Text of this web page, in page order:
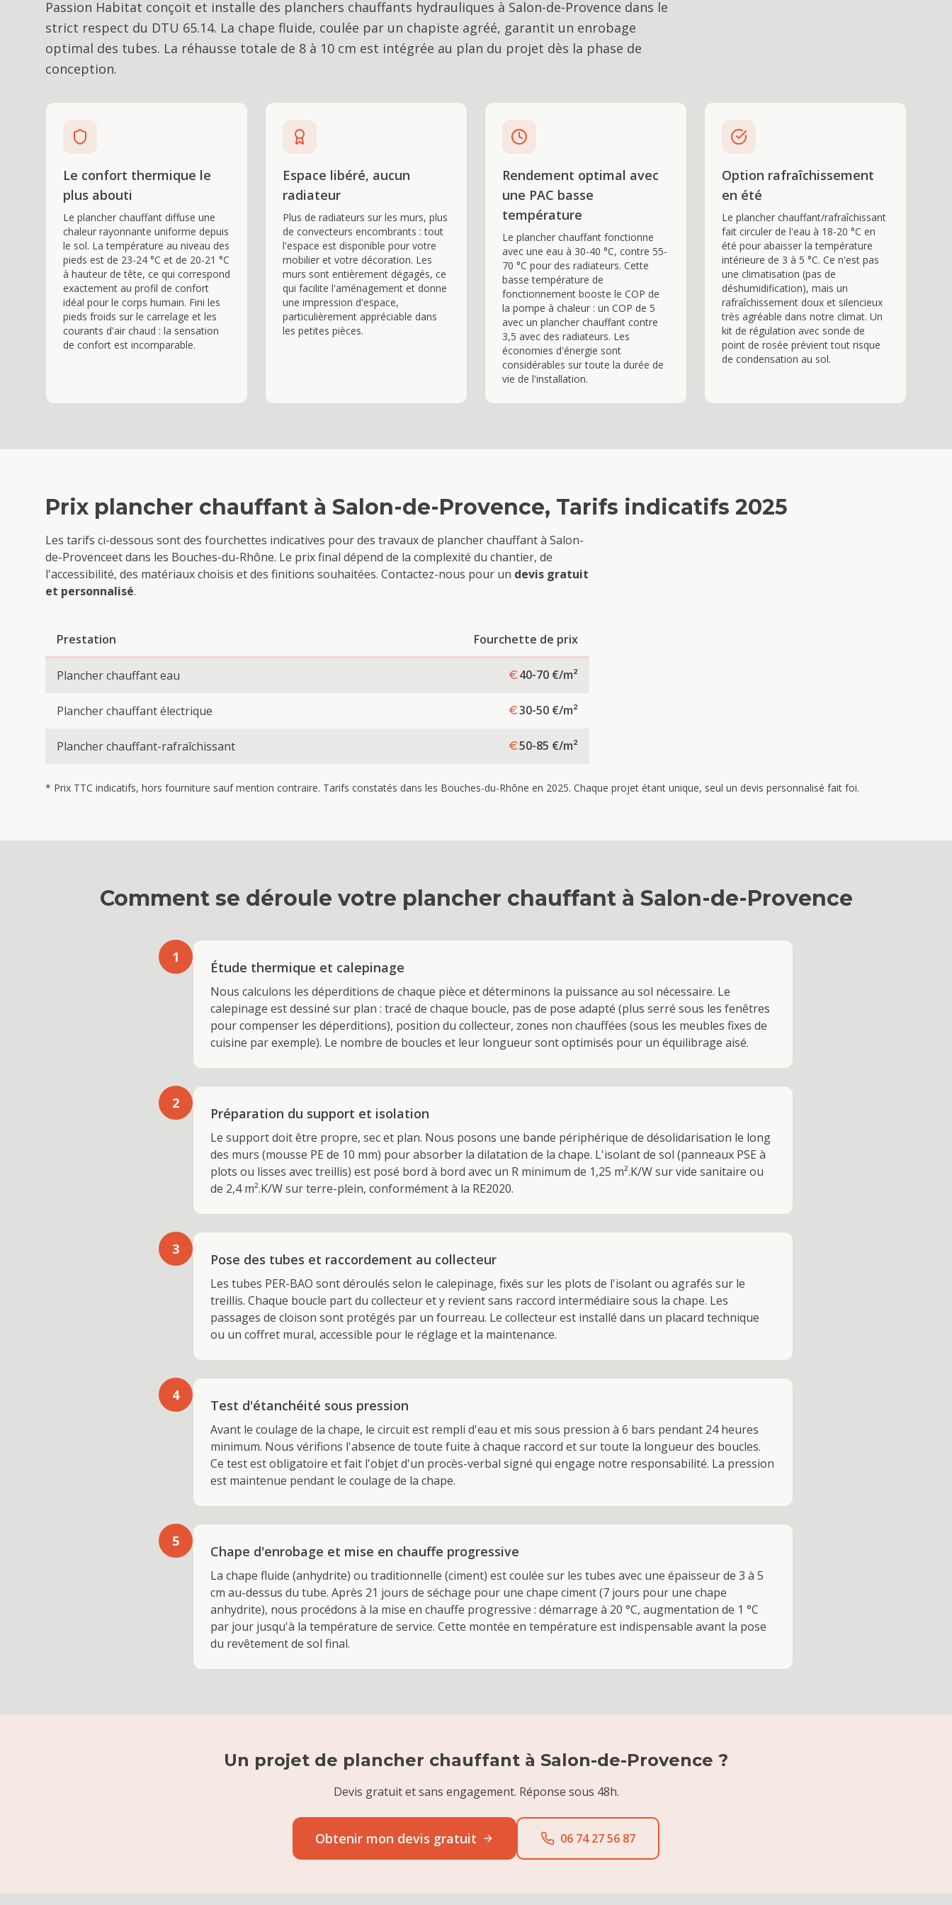
Passion Habitat conçoit et installe des planchers chauffants hydrauliques à Salon-de-Provence dans le
strict respect du DTU 65.14. La chape fluide, coulée par un chapiste agréé, garantit un enrobage
optimal des tubes. La réhausse totale de 8 à 10 cm est intégrée au plan du projet dès la phase de
conception.
Le confort thermique le
plus abouti
Le plancher chauffant diffuse une
chaleur rayonnante uniforme depuis
le sol. La température au niveau des
pieds est de 23-24 °C et de 20-21 °C
à hauteur de tête, ce qui correspond
exactement au profil de confort
idéal pour le corps humain. Fini les
pieds froids sur le carrelage et les
courants d'air chaud : la sensation
de confort est incomparable.
Espace libéré, aucun
radiateur
Plus de radiateurs sur les murs, plus
de convecteurs encombrants : tout
l'espace est disponible pour votre
mobilier et votre décoration. Les
murs sont entièrement dégagés, ce
qui facilite l'aménagement et donne
une impression d'espace,
particulièrement appréciable dans
les petites pièces.
Rendement optimal avec
une PAC basse
température
Le plancher chauffant fonctionne
avec une eau à 30-40 °C, contre 55-
70 °C pour des radiateurs. Cette
basse température de
fonctionnement booste le COP de
la pompe à chaleur : un COP de 5
avec un plancher chauffant contre
3,5 avec des radiateurs. Les
économies d'énergie sont
considérables sur toute la durée de
vie de l'installation.
Option rafraîchissement
en été
Le plancher chauffant/rafraîchissant
fait circuler de l'eau à 18-20 °C en
été pour abaisser la température
intérieure de 3 à 5 °C. Ce n'est pas
une climatisation (pas de
déshumidification), mais un
rafraîchissement doux et silencieux
très agréable dans notre climat. Un
kit de régulation avec sonde de
point de rosée prévient tout risque
de condensation au sol.
Prix plancher chauffant à Salon-de-Provence, Tarifs indicatifs 2025
Les tarifs ci-dessous sont des fourchettes indicatives pour des travaux de plancher chauffantà Salon-
de-Provenceet dans les Bouches-du-Rhône. Le prix final dépend de la complexité du chantier, de
l'accessibilité, des matériaux choisis et des finitions souhaitées. Contactez-nous pour un devis gratuit
et personnalisé.
Prestation Fourchette de prix
Plancher chauffant eau 40-70 €/m²
Plancher chauffant électrique 30-50 €/m²
Plancher chauffant-rafraîchissant 50-85 €/m²
* Prix TTC indicatifs, hors fourniture sauf mention contraire. Tarifs constatés dans les Bouches-du-Rhône en 2025. Chaque projet étant unique, seul un devis personnalisé fait foi.
Comment se déroule votre plancher chauffantà Salon-de-Provence
1
Étude thermique et calepinage
Nous calculons les déperditions de chaque pièce et déterminons la puissance au sol nécessaire. Le
calepinage est dessiné sur plan : tracé de chaque boucle, pas de pose adapté (plus serré sous les fenêtres
pour compenser les déperditions), position du collecteur, zones non chauffées (sous les meubles fixes de
cuisine par exemple). Le nombre de boucles et leur longueur sont optimisés pour un équilibrage aisé.
2
Préparation du support et isolation
Le support doit être propre, sec et plan. Nous posons une bande périphérique de désolidarisation le long
des murs (mousse PE de 10 mm) pour absorber la dilatation de la chape. L'isolant de sol (panneaux PSE à
plots ou lisses avec treillis) est posé bord à bord avec un R minimum de 1,25 m².K/W sur vide sanitaire ou
de 2,4 m².K/W sur terre-plein, conformément à la RE2020.
3
Pose des tubes et raccordement au collecteur
Les tubes PER-BAO sont déroulés selon le calepinage, fixés sur les plots de l'isolant ou agrafés sur le
treillis. Chaque boucle part du collecteur et y revient sans raccord intermédiaire sous la chape. Les
passages de cloison sont protégés par un fourreau. Le collecteur est installé dans un placard technique
ou un coffret mural, accessible pour le réglage et la maintenance.
4
Test d'étanchéité sous pression
Avant le coulage de la chape, le circuit est rempli d'eau et mis sous pression à 6 bars pendant 24 heures
minimum. Nous vérifions l'absence de toute fuite à chaque raccord et sur toute la longueur des boucles.
Ce test est obligatoire et fait l'objet d'un procès-verbal signé qui engage notre responsabilité. La pression
est maintenue pendant le coulage de la chape.
5
Chape d'enrobage et mise en chauffe progressive
La chape fluide (anhydrite) ou traditionnelle (ciment) est coulée sur les tubes avec une épaisseur de 3 à 5
cm au-dessus du tube. Après 21 jours de séchage pour une chape ciment (7 jours pour une chape
anhydrite), nous procédons à la mise en chauffe progressive : démarrage à 20 °C, augmentation de 1 °C
par jour jusqu'à la température de service. Cette montée en température est indispensable avant la pose
du revêtement de sol final.
Un projet de plancher chauffant à Salon-de-Provence ?
Devis gratuit et sans engagement. Réponse sous 48h.
Obtenir mon devis gratuit 06 74 27 56 87